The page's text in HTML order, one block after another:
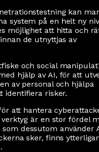
kan
system på en helt ny
möjlighet att hitta och
de utnyttjas av
och social
hjälp av AI, för att
av personal och hjälpa
identifiera risker.
att hantera
är en stor fördel
som dessutom använder
sker, finns